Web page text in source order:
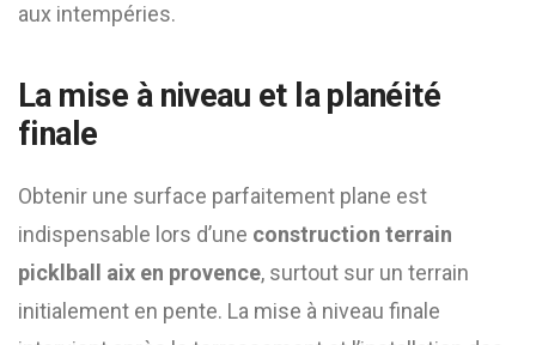
aux intempéries.
La mise à niveau et la planéité
finale
Obtenir une surface parfaitement plane est
indispensable lors d’une construction terrain
picklball aix en provence, surtout sur un terrain
initialement en pente. La mise à niveau finale